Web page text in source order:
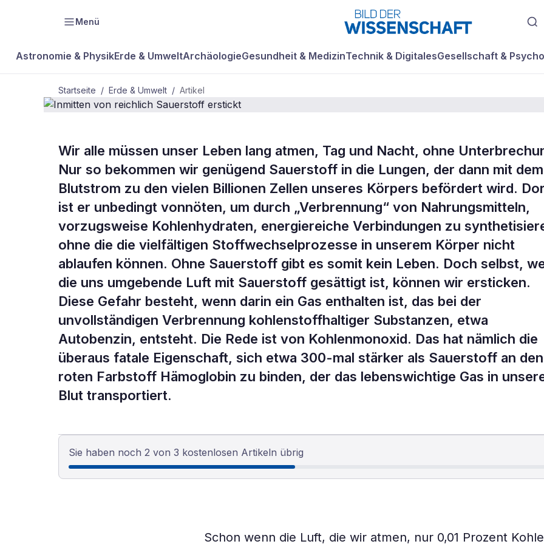
Menü
Astronomie & PhysikErde & UmweltArchäologieGesundheit & MedizinTechnik & DigitalesGesellschaft &
Startseite / Erde & Umwelt / Artikel
BDW PlusERDE & UMWELT
Inmitten von reichlich
erstickt
Wir alle müssen unser Leben lang atmen, Tag und Nacht, ohne
Nur so bekommen wir genügend Sauerstoff in die Lungen, der dann mit dem
Blutstrom zu den vielen Billionen Zellen unseres Körpers befördert wird.
ist er unbedingt vonnöten, um durch „Verbrennung“ von Nahrungsmitteln,
vorzugsweise Kohlenhydraten, energiereiche Verbindungen zu
ohne die die vielfältigen Stoffwechselprozesse in unserem Körper nicht
ablaufen können. Ohne Sauerstoff gibt es somit kein Leben. Doch selbst,
die uns umgebende Luft mit Sauerstoff gesättigt ist, können wir ersticken.
Diese Gefahr besteht, wenn darin ein Gas enthalten ist, das bei der
unvollständigen Verbrennung kohlenstoffhaltiger Substanzen, etwa
Autobenzin, entsteht. Die Rede ist von Kohlenmonoxid. Das hat nämlich die
überaus fatale Eigenschaft, sich etwa 300-mal stärker als Sauerstoff an den
roten Farbstoff Hämoglobin zu binden, der das lebenswichtige Gas in
Blut transportiert.
Sie haben noch 2 von 3 kostenlosen Artikeln übrig
Schon wenn die Luft, die wir atmen, nur 0,01 Prozent